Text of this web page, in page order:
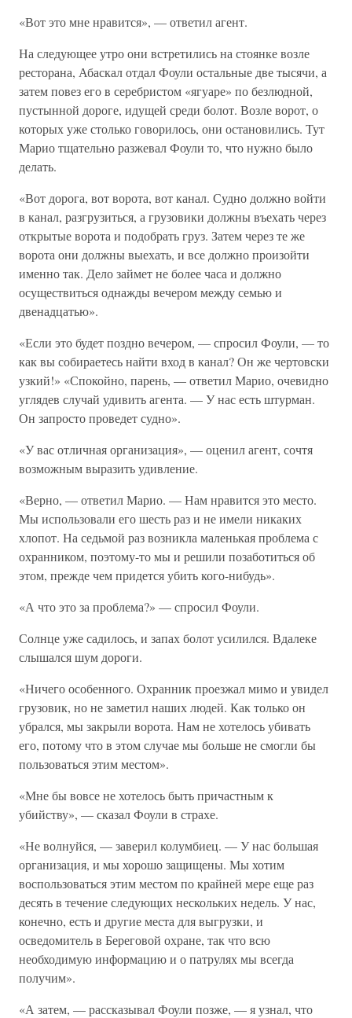
«Вот это мне нравится», — ответил агент.
На следующее утро они встретились на стоянке возле
ресторана, Абаскал отдал Фоули остальные две тысячи, а
затем повез его в серебристом «ягуаре» по безлюдной,
пустынной дороге, идущей среди болот. Возле ворот, о
которых уже столько говорилось, они остановились. Тут
Марио тщательно разжевал Фоули то, что нужно было
делать.
«Вот дорога, вот ворота, вот канал. Судно должно войти
в канал, разгрузиться, а грузовики должны въехать через
открытые ворота и подобрать груз. Затем через те же
ворота они должны выехать, и все должно произойти
именно так. Дело займет не более часа и должно
осуществиться однажды вечером между семью и
двенадцатью».
«Если это будет поздно вечером, — спросил Фоули, — то
как вы собираетесь найти вход в канал? Он же чертовски
узкий!» «Спокойно, парень, — ответил Марио, очевидно
углядев случай удивить агента. — У нас есть штурман.
Он запросто проведет судно».
«У вас отличная организация», — оценил агент, сочтя
возможным выразить удивление.
«Верно, — ответил Марио. — Нам нравится это место.
Мы использовали его шесть раз и не имели никаких
хлопот. На седьмой раз возникла маленькая проблема с
охранником, поэтому-то мы и решили позаботиться об
этом, прежде чем придется убить кого-нибудь».
«А что это за проблема?» — спросил Фоули.
Солнце уже садилось, и запах болот усилился. Вдалеке
слышался шум дороги.
«Ничего особенного. Охранник проезжал мимо и увидел
грузовик, но не заметил наших людей. Как только он
убрался, мы закрыли ворота. Нам не хотелось убивать
его, потому что в этом случае мы больше не смогли бы
пользоваться этим местом».
«Мне бы вовсе не хотелось быть причастным к
убийству», — сказал Фоули в страхе.
«Не волнуйся, — заверил колумбиец. — У нас большая
организация, и мы хорошо защищены. Мы хотим
воспользоваться этим местом по крайней мере еще раз
десять в течение следующих нескольких недель. У нас,
конечно, есть и другие места для выгрузки, и
осведомитель в Береговой охране, так что всю
необходимую информацию и о патрулях мы всегда
получим».
«А затем, — рассказывал Фоули позже, — я узнал, что